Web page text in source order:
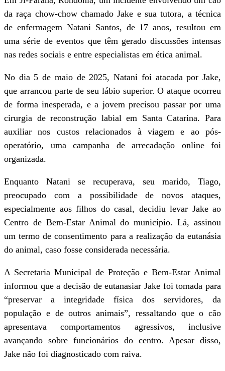
da raça chow-chow chamado Jake e sua tutora, a técnica
de enfermagem Natani Santos, de 17 anos, resultou em
uma série de eventos que têm gerado discussões intensas
nas redes sociais e entre especialistas em ética animal.
No dia 5 de maio de 2025, Natani foi atacada por Jake,
que arrancou parte de seu lábio superior. O ataque ocorreu
de forma inesperada, e a jovem precisou passar por uma
cirurgia de reconstrução labial em Santa Catarina. Para
auxiliar nos custos relacionados à viagem e ao pós-
operatório, uma campanha de arrecadação online foi
organizada.
Enquanto Natani se recuperava, seu marido, Tiago,
preocupado com a possibilidade de novos ataques,
especialmente aos filhos do casal, decidiu levar Jake ao
Centro de Bem-Estar Animal do município. Lá, assinou
um termo de consentimento para a realização da eutanásia
do animal, caso fosse considerada necessária.
A Secretaria Municipal de Proteção e Bem-Estar Animal
informou que a decisão de eutanasiar Jake foi tomada para
“preservar a integridade física dos servidores, da
população e de outros animais”, ressaltando que o cão
apresentava comportamentos agressivos, inclusive
avançando sobre funcionários do centro. Apesar disso,
Jake não foi diagnosticado com raiva.